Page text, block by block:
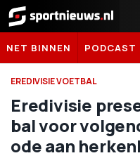
Sportnieuws.nl
NET BINNEN PODCAST
EREDIVISIE VOETBAL
Eredivisie
bal voor
ode aan